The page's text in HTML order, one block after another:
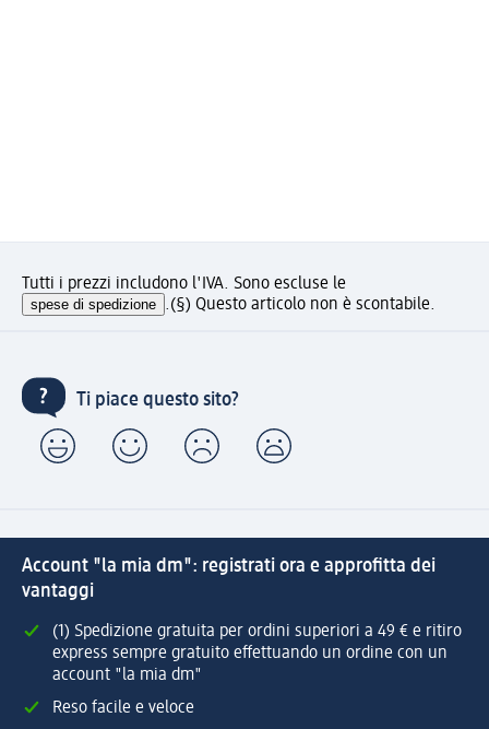
Tutti i prezzi includono l'IVA. Sono escluse le
spese di spedizione .(§) Questo articolo non è scontabile.
Ti piace questo sito?
Account "la mia dm": registrati ora e approfitta dei
vantaggi
(1) Spedizione gratuita per ordini superiori a 49 € e ritiro
express sempre gratuito effettuando un ordine con un
account "la mia dm"
Reso facile e veloce